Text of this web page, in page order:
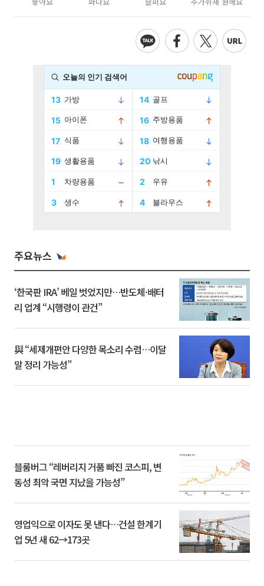
주요뉴스
‘한국판 IRA’ 베일 벗었지만…반도체·배터
리 업계 “시행령이 관건”
與 “세제개편안 다양한 목소리 수렴…이달
말 정리 가능성”
블룸버그 “레버리지 거품 빠진 코스피, 변
동성 최악 국면 지났을 가능성”
영업익으로 이자도 못 낸다…건설 한계기
업 5년 새 62→173곳